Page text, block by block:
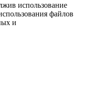
использование
файлов
и